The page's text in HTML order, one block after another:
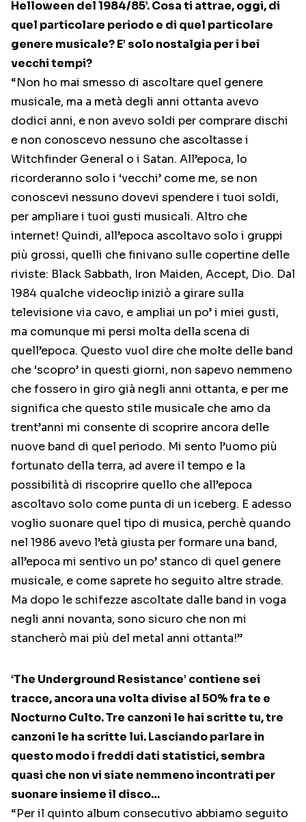
Helloween del 1984/85’. Cosa ti attrae, oggi, di
quel particolare periodo e di quel particolare
genere musicale? E’ solo nostalgia per i bei
vecchi tempi?
“Non ho mai smesso di ascoltare quel genere
musicale, ma a metà degli anni ottanta avevo
dodici anni, e non avevo soldi per comprare dischi
e non conoscevo nessuno che ascoltasse i
Witchfinder General o i Satan. All’epoca, lo
ricorderanno solo i ‘vecchi’ come me, se non
conoscevi nessuno dovevi spendere i tuoi soldi,
per ampliare i tuoi gusti musicali. Altro che
internet! Quindi, all’epoca ascoltavo solo i gruppi
più grossi, quelli che finivano sulle copertine delle
riviste: Black Sabbath, Iron Maiden, Accept, Dio. Dal
1984 qualche videoclip iniziò a girare sulla
televisione via cavo, e ampliai un po’ i miei gusti,
ma comunque mi persi molta della scena di
quell’epoca. Questo vuol dire che molte delle band
che ‘scopro’ in questi giorni, non sapevo nemmeno
che fossero in giro già negli anni ottanta, e per me
significa che questo stile musicale che amo da
trent’anni mi consente di scoprire ancora delle
nuove band di quel periodo. Mi sento l’uomo più
fortunato della terra, ad avere il tempo e la
possibilità di riscoprire quello che all’epoca
ascoltavo solo come punta di un iceberg. E adesso
voglio suonare quel tipo di musica, perchè quando
nel 1986 avevo l’età giusta per formare una band,
all’epoca mi sentivo un po’ stanco di quel genere
musicale, e come saprete ho seguito altre strade.
Ma dopo le schifezze ascoltate dalle band in voga
negli anni novanta, sono sicuro che non mi
stancherò mai più del metal anni ottanta!”
‘The Underground Resistance’ contiene sei
tracce, ancora una volta divise al 50% fra te e
Nocturno Culto. Tre canzoni le hai scritte tu, tre
canzoni le ha scritte lui. Lasciando parlare in
questo modo i freddi dati statistici, sembra
quasi che non vi siate nemmeno incontrati per
suonare insieme il disco…
“Per il quinto album consecutivo abbiamo seguito